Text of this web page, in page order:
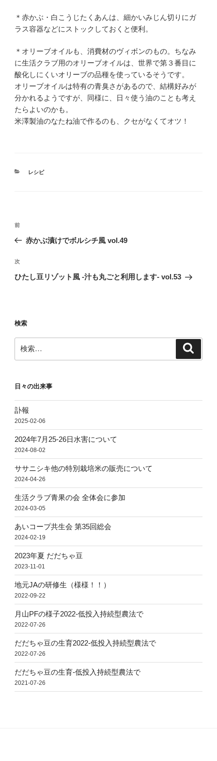
＊赤かぶ・白こうじたくあんは、細かいみじん切りにガ
ラス容器などにストックしておくと便利。
＊オリーブオイルも、消費材のヴィボンのもの。ちなみ
に生活クラブ用のオリーブオイルは、世界で第３番目に
酸化しにくいオリーブの品種を使っているそうです。
オリーブオイルは特有の青臭さがあるので、結構好みが
分かれるようですが、同様に、日々使う油のことも考え
たらよいのかも。
米澤製油のなたね油で作るのも、クセがなくてオツ！
カ
レシピ
投
ビ
ゲ
ン
前
の
稿
前
赤かぶ漬けでボルシチ風 vol.49
次
の
次
ひたし豆リゾット風 -汁も丸ごと利用します- vol.53
検索
索:
日々の出来事
訃報
2025-02-06
2024年7月25-26日水害について
2024-08-02
ササニシキ他の特別栽培米の販売について
2024-04-26
生活クラブ青果の会 全体会に参加
2024-03-05
あいコープ共生会 第35回総会
2024-02-19
2023年夏 だだちゃ豆
2023-11-01
地元JAの研修生（様様！！）
2022-09-22
月山PFの様子2022-低投入持続型農法で
2022-07-26
だだちゃ豆の生育2022-低投入持続型農法で
2022-07-26
だだちゃ豆の生育-低投入持続型農法で
2021-07-26